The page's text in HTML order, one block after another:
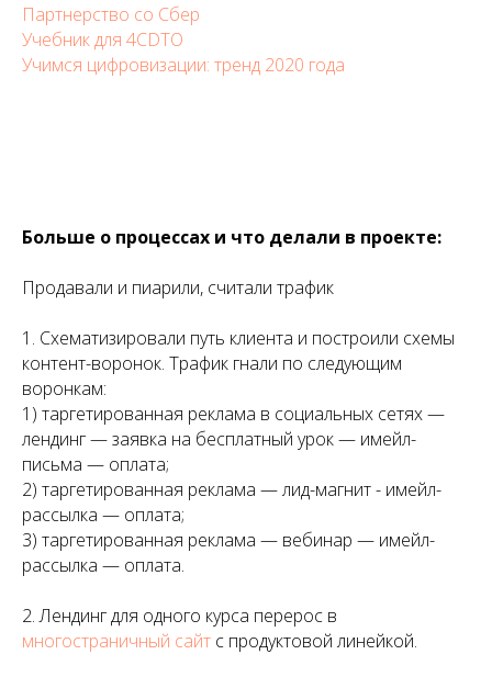
Партнерство со Сбер
Учебник для 4CDTO
Учимся цифровизации: тренд 2020 года
Больше о процессах и что делали в проекте:
Продавали и пиарили, считали трафик
1. Схематизировали путь клиента и построили схемы
контент-воронок. Трафик гнали по следующим
воронкам:
1) таргетированная реклама в социальных сетях —
лендинг — заявка на бесплатный урок — имейл-
письма — оплата;
2) таргетированная реклама — лид-магнит - имейл-
рассылка — оплата;
3) таргетированная реклама — вебинар — имейл-
рассылка — оплата.
2. Лендинг для одного курса перерос в
многостраничный сайт с продуктовой линейкой.